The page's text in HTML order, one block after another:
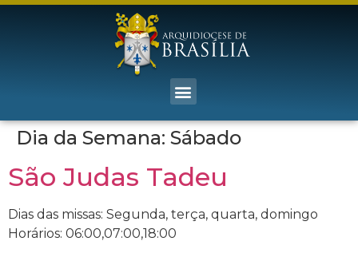
Dia da Semana: Sábado
São Judas Tadeu
Dias das missas: Segunda, terça, quarta, domingo
Horários: 06:00,07:00,18:00